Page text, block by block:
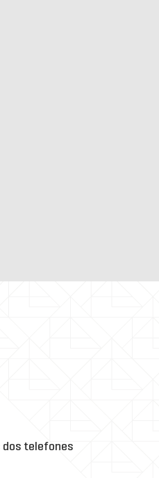
dos telefones